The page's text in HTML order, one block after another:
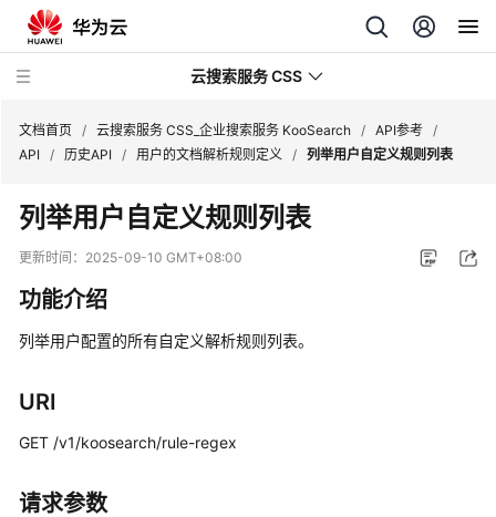
云搜索服务 CSS
产
介
绍
户
南
最
文档首页 / 云搜索服务 CSS_企业搜索服务 KooSearch / API参考 /
API / 历史API / 用户的文档解析规则定义 / 列举用户自定义规则列表
列举用户自定义规则列表
更新时间： 2025-09-10 GMT+08:00
功能介绍
列举用户配置的所有自定义解析规则列表。
URI
GET /v1/koosearch/rule-regex
请求参数